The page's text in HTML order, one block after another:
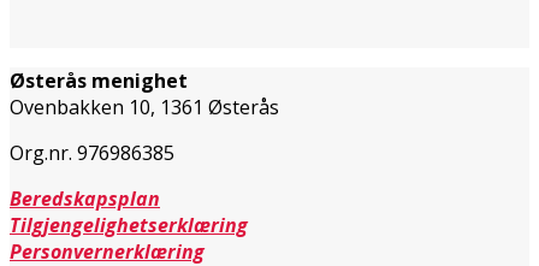
Østerås menighet
Ovenbakken 10, 1361 Østerås
Org.nr. 976986385
Beredskapsplan
Tilgjengelighetserklæring
Personvernerklæring